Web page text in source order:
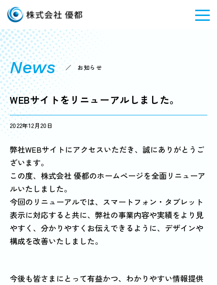
News ／ お知らせ
WEBサイトをリニューアルしました。
2022年12月20日
弊社WEBサイトにアクセスいただき、誠にありがとうご
ざいます。
この度、株式会社 優都のホームページを全面リニューア
ルいたしました。
今回のリニューアルでは、スマートフォン・タブレット
表示に対応すると共に、弊社の事業内容や実績をより見
やすく、分かりやすくお伝えできるように、デザインや
構成を改善いたしました。
今後も皆さまにとって有益かつ、わかりやすい情報提供